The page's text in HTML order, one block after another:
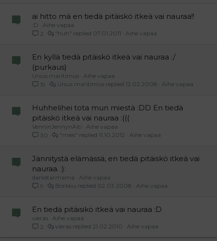
ai hitto mä en tiedä pitäiskö itkeä vai nauraa!!
:D
Aihe vapaa
2
Aihe vapaa
07.01.2011
"huh"
En kyllä tiedä pitäiskö itkeä vai nauraa :/
(purkaus)
Ursus maritimus Aihe vapaa
19
Aihe vapaa
12.02.2008
Ursus maritimus
Huhhelihei tota mun miestä :DD En tiedä
pitäiskö itkeä vai nauraa :(((
VenninJennynÄiti
Aihe vapaa
30
Aihe vapaa
11.10.2012
"mies"
Jännitystä elämässä, en tiedä pitäiskö itkeä vai
nauraa. :):
darkstarmama
Aihe vapaa
9
Aihe vapaa
02.03.2008
Borkku
En tiedä pitäisikö itkeä vai nauraa :D
vieras Aihe vapaa
2
Aihe vapaa
21.02.2010
vieras